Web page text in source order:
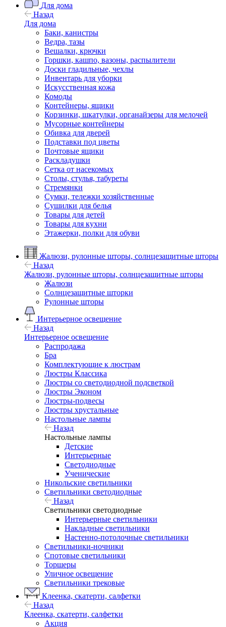
Для дома
Назад
Для дома
Баки, канистры
Ведра, тазы
Вешалки, крючки
Горшки, кашпо, вазоны, распылители
Доски гладильные, чехлы
Инвентарь для уборки
Искусственная кожа
Комоды
Контейнеры, ящики
Корзинки, шкатулки, органайзеры для мелочей
Мусорные контейнеры
Обивка для дверей
Подставки под цветы
Почтовые ящики
Раскладушки
Сетка от насекомых
Столы, стулья, табуреты
Стремянки
Сумки, тележки хозяйственные
Сушилки для белья
Товары для детей
Товары для кухни
Этажерки, полки для обуви
Жалюзи, рулонные шторы, солнцезащитные шторы
Назад
Жалюзи, рулонные шторы, солнцезащитные шторы
Жалюзи
Солнцезащитные шторки
Рулонные шторы
Интерьерное освещение
Назад
Интерьерное освещение
Распродажа
Бра
Комплектующие к люстрам
Люстры Классика
Люстры со светодиодной подсветкой
Люстры Эконом
Люстры-подвесы
Люстры хрустальные
Настольные лампы
Назад
Настольные лампы
Детские
Интерьерные
Светодиодные
Ученические
Никольские светильники
Светильники светодиодные
Назад
Светильники светодиодные
Интерьерные светильники
Накладные светильники
Настенно-потолочные светильники
Светильники-ночники
Спотовые светильники
Торшеры
Уличное освещение
Светильники трековые
Клеенка, скатерти, салфетки
Назад
Клеенка, скатерти, салфетки
Акция